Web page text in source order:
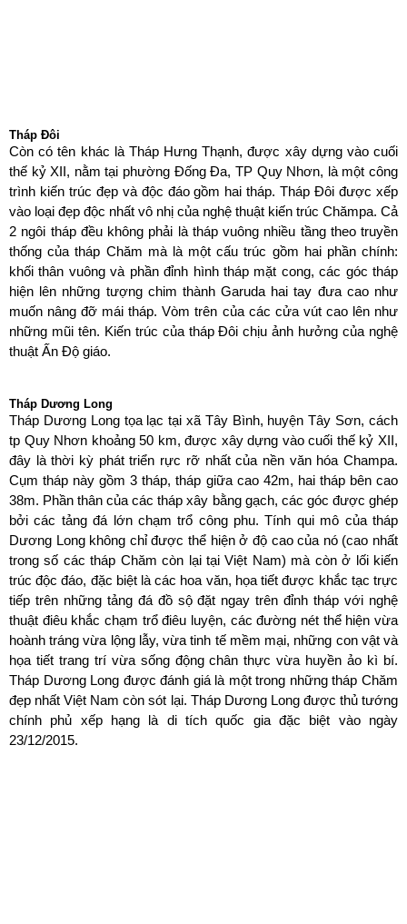
Tháp Đôi
Còn có tên khác là Tháp Hưng Thạnh, được xây dựng vào cuối
thế kỷ XII, nằm tại phường Đống Đa, TP Quy Nhơn, là một công
trình kiến trúc đẹp và độc đáo gồm hai tháp. Tháp Đôi được xếp
vào loại đẹp độc nhất vô nhị của nghệ thuật kiến trúc Chămpa. Cả
2 ngôi tháp đều không phải là tháp vuông nhiều tầng theo truyền
thống của tháp Chăm mà là một cấu trúc gồm hai phần chính:
khối thân vuông và phần đỉnh hình tháp mặt cong, các góc tháp
hiện lên những tượng chim thành Garuda hai tay đưa cao như
muốn nâng đỡ mái tháp. Vòm trên của các cửa vút cao lên như
những mũi tên. Kiến trúc của tháp Đôi chịu ảnh hưởng của nghệ
thuật Ấn Độ giáo.
Tháp Dương Long
Tháp Dương Long tọa lạc tại xã Tây Bình, huyện Tây Sơn, cách
tp Quy Nhơn khoảng 50 km, được xây dựng vào cuối thế kỷ XII,
đây là thời kỳ phát triển rực rỡ nhất của nền văn hóa Champa.
Cụm tháp này gồm 3 tháp, tháp giữa cao 42m, hai tháp bên cao
38m. Phần thân của các tháp xây bằng gạch, các góc được ghép
bởi các tảng đá lớn chạm trổ công phu. Tính qui mô của tháp
Dương Long không chỉ được thể hiện ở độ cao của nó (cao nhất
trong số các tháp Chăm còn lại tại Việt Nam) mà còn ở lối kiến
trúc độc đáo, đặc biệt là các hoa văn, họa tiết được khắc tạc trực
tiếp trên những tảng đá đồ sộ đặt ngay trên đỉnh tháp với nghệ
thuật điêu khắc chạm trổ điêu luyện, các đường nét thể hiện vừa
hoành tráng vừa lộng lẫy, vừa tinh tế mềm mại, những con vật và
họa tiết trang trí vừa sống động chân thực vừa huyền ảo kì bí.
Tháp Dương Long được đánh giá là một trong những tháp Chăm
đẹp nhất Việt Nam còn sót lại. Tháp Dương Long được thủ tướng
chính phủ xếp hạng là di tích quốc gia đặc biệt vào ngày
23/12/2015.